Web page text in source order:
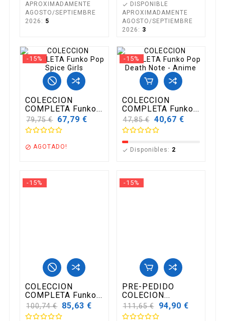
APROXIMADAMENTE
AGOSTO/SEPTIEMBRE
2026: 5
 DISPONIBLE
APROXIMADAMENTE
AGOSTO/SEPTIEMBRE
2026: 3
-15%
COLECCION
COMPLETA Funko...
Precio
base
79,75 € 67,79 €
 AGOTADO!
-15%
COLECCION
COMPLETA Funko...
Precio
base
47,85 € 40,67 €
 Disponibles: 2
-15%
COLECCION
COMPLETA Funko...
Precio
base
100,74 € 85,63 €
-15%
PRE-PEDIDO
COLECION...
Precio
base
111,65 € 94,90 €